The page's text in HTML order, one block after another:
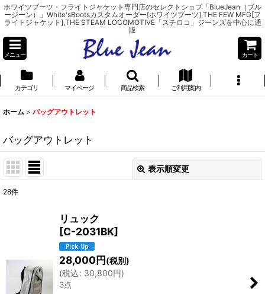
ホワイツブーツ・フライトジャケット専門店のセレクトショプ「BlueJean（ブル
ージーン）」White'sBootsカスタムオーダー[ホワイツブーツ],THE FEW MFG[フ
ライトジャケット],THE STEAM LOCOMOTIVE「スチロコ」ジーンズを中心に通
販
メニュー カート
カテゴリ マイページ 商品検索 ご利用案内
ホーム > バッグアウトレット
バッグアウトレット
表示順変更
絞り込む
28件
リュック
[C-2031BK]
28,000円(税別)
(税込: 30,800円)
3点